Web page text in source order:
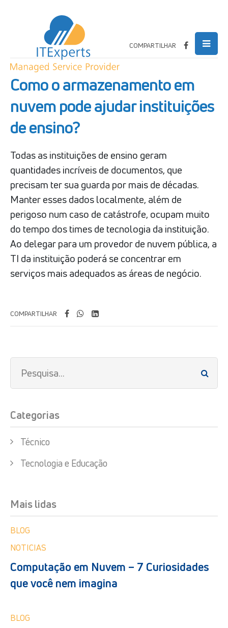
COMPARTILHAR
Como o armazenamento em
nuvem pode ajudar instituições
de ensino?
Todas as instituições de ensino geram
quantidades incríveis de documentos, que
precisam ter sua guarda por mais de décadas.
Manter esses dados localmente, além de
perigoso num caso de catástrofe, ocupam muito
do tempo dos times de tecnologia da instituição.
Ao delegar para um provedor de nuvem pública, a
TI da instituição poderá se concentrar em
serviços mais adequados as áreas de negócio.
COMPARTILHAR
Categorias
Técnico
Tecnologia e Educação
Mais lidas
BLOG
NOTICIAS
Computação em Nuvem – 7 Curiosidades
que você nem imagina
BLOG